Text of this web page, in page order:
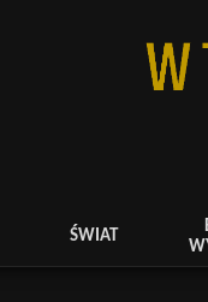
ŚWIAT